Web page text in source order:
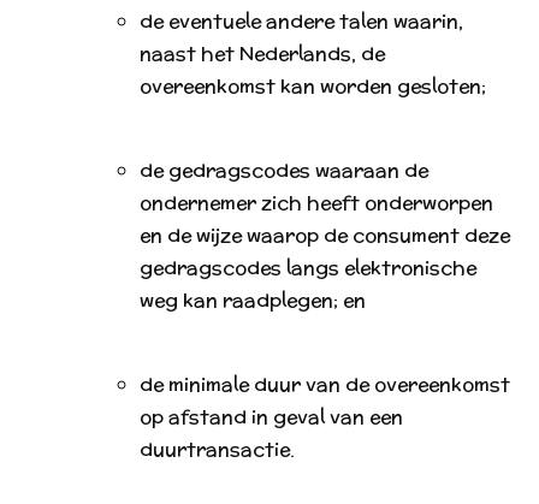
de eventuele andere talen waarin,
naast het Nederlands, de
overeenkomst kan worden gesloten;
de gedragscodes waaraan de
ondernemer zich heeft onderworpen
en de wijze waarop de consument deze
gedragscodes langs elektronische
weg kan raadplegen; en
de minimale duur van de overeenkomst
op afstand in geval van een
duurtransactie.